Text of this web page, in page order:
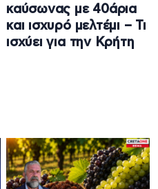
καύσωνας με 40άρια
και ισχυρό μελτέμι – Τι
ισχύει για την Κρήτη